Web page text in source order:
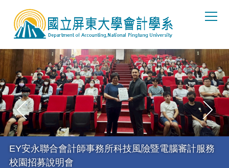
內
容
EY安永聯合會計師事務所科技風險暨電腦審計服務
校園招募說明會